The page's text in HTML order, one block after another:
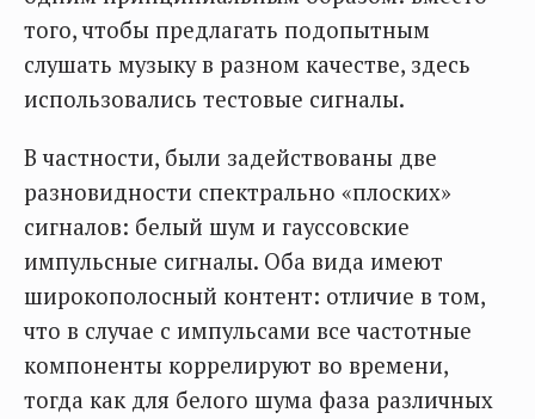
того, чтобы предлагать подопытным
слушать музыку в разном качестве, здесь
использовались тестовые сигналы.
В частности, были задействованы две
разновидности спектрально «плоских»
сигналов: белый шум и гауссовские
импульсные сигналы. Оба вида имеют
широкополосный контент: отличие в том,
что в случае с импульсами все частотные
компоненты коррелируют во времени,
тогда как для белого шума фаза различных